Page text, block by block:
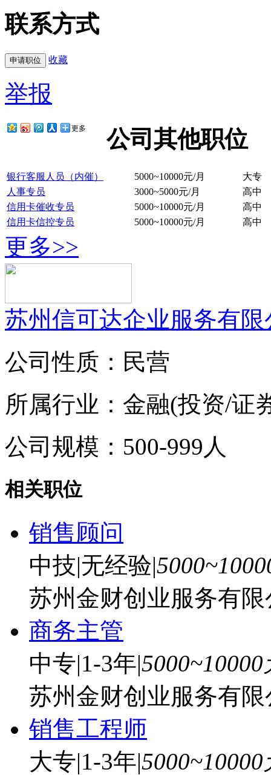
联系方式
收藏
举报
更多 公司其他职位
银行客服人员（内催） 5000~10000元/月
大专
人事专员
3000~5000元/月
高中
信用卡催收专员
5000~10000元/月
高中
信用卡信控专员
5000~10000元/月 高中
更多>>
苏州信可达企业服务有限
公司性质：民营
所属行业：金融(投资/证
公司规模：500-999人
相关职位
销售顾问
中技|无经验|
苏州金财创业服务有限
商务主管
中专|1-3年|
苏州金财创业服务有限
销售工程师
大专|1-3年|